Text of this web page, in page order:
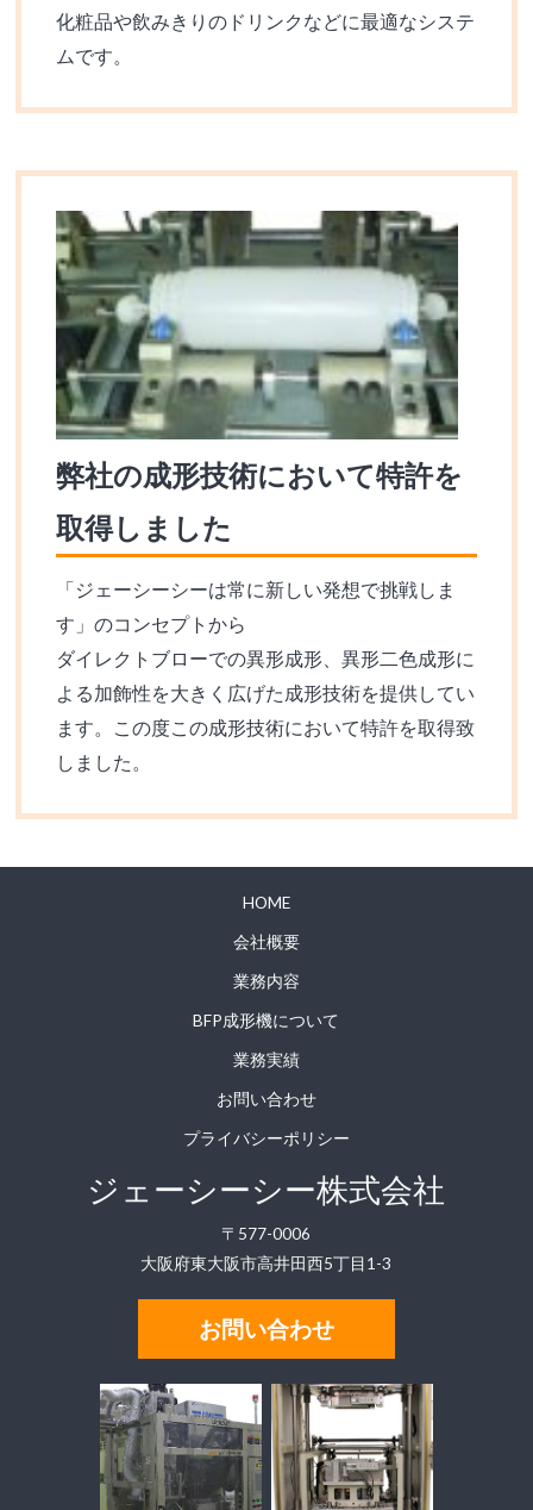
化粧品や飲みきりのドリンクなどに最適なシステ
ムです。
弊社の成形技術において特許を
取得しました
「ジェーシーシーは常に新しい発想で挑戦しま
す」のコンセプトから
ダイレクトブローでの異形成形、異形二色成形に
よる加飾性を大きく広げた成形技術を提供してい
ます。この度この成形技術において特許を取得致
しました。
HOME
会社概要
業務内容
BFP成形機について
業務実績
お問い合わせ
プライバシーポリシー
ジェーシーシー株式会社
〒577-0006
大阪府東大阪市高井田西5丁目1-3
お問い合わせ